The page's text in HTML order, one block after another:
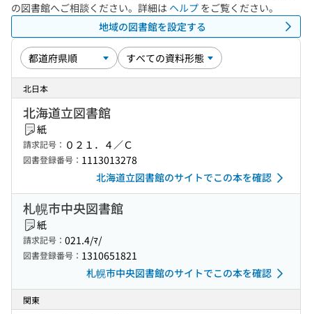
の図書館へご相談ください。詳細は ヘルプ をご覧ください。
地域の図書館を設定する
北日本
北海道立図書館
紙
請求記号： ０２１．４／Ｃ
図書登録番号： 1113013278
北海道立図書館のサイトでこの本を確認
札幌市中央図書館
紙
請求記号： 021.4/ﾏ/
図書登録番号： 1310651821
札幌市中央図書館のサイトでこの本を確認
関東